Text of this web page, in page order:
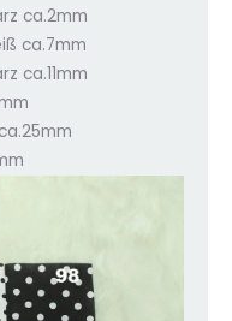
ca.2mm
ca.7mm
ca.11mm